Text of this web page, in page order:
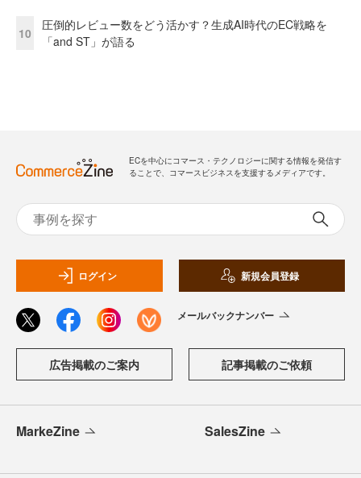
10
圧倒的レビュー数をどう活かす？生成AI時代のEC戦略を
「and ST」が語る
ECを中心にコマース・テクノロジーに関する情報を発信す
ることで、コマースビジネスを支援するメディアです。
ログイン 新規会員登録
メールバックナンバー
広告掲載のご案内 記事掲載のご依頼
MarkeZine SalesZine